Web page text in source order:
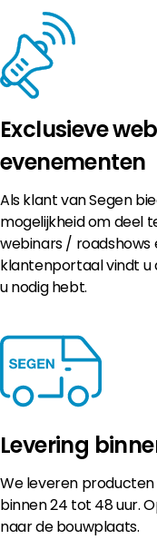
Exclusieve
evenementen
Als klant van Segen
mogelijkheid om deel
webinars / roadshows
klantenportaal vindt u
u nodig hebt.
Levering
We leveren
binnen 24 tot 48 uur.
naar de bouwplaats.